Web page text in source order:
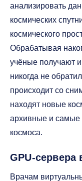
анализировать
космических
космического
Обрабатывая
учёные получают
никогда не
происходит со
находят новые
архивные и самые
космоса.
GPU-сервера
Врачам